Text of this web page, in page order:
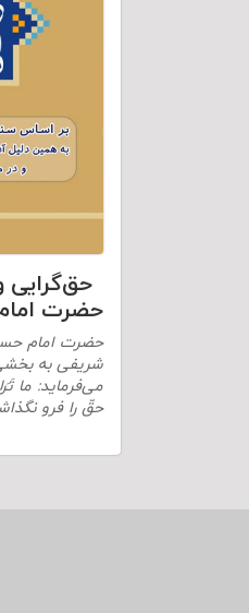
حق‌گرایی
حضرت
حضرت امام
شریفی به
می‌فرماید: ما
حقّ را فرو